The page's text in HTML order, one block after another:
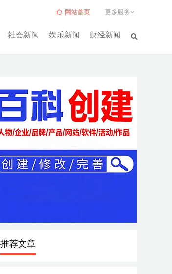
社会新闻 娱乐新闻 财经新闻
网站首页 更多服务
推荐文章